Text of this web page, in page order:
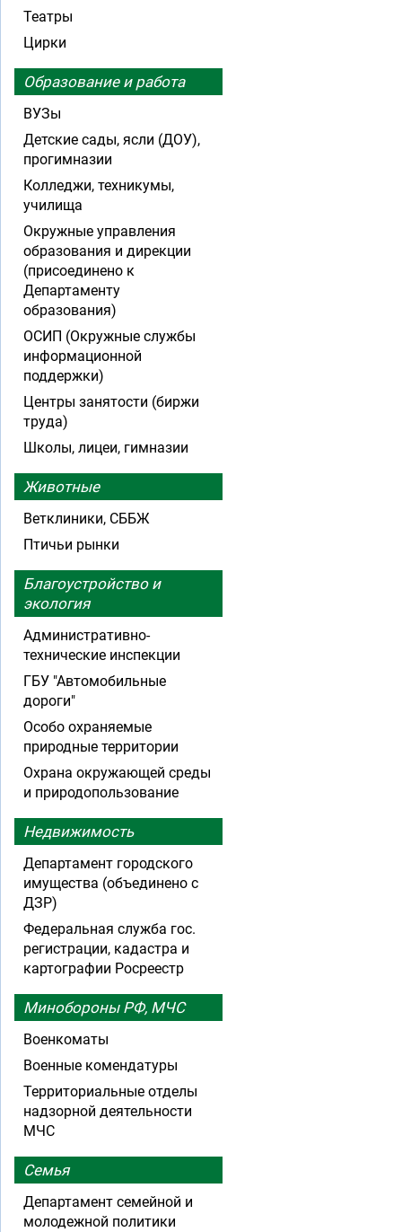
Театры
Цирки
Образование и работа
ВУЗы
Детские сады, ясли (ДОУ),
прогимназии
Колледжи, техникумы,
училища
Окружные управления
образования и дирекции
(присоединено к
Департаменту
образования)
ОСИП (Окружные службы
информационной
поддержки)
Центры занятости (биржи
труда)
Школы, лицеи, гимназии
Животные
Ветклиники, СББЖ
Птичьи рынки
Благоустройство и
экология
Административно-
технические инспекции
ГБУ "Автомобильные
дороги"
Особо охраняемые
природные территории
Охрана окружающей среды
и природопользование
Недвижимость
Департамент городского
имущества (объединено с
ДЗР)
Федеральная служба гос.
регистрации, кадастра и
картографии Росреестр
Минобороны РФ, МЧС
Военкоматы
Военные комендатуры
Территориальные отделы
надзорной деятельности
МЧС
Семья
Департамент семейной и
молодежной политики